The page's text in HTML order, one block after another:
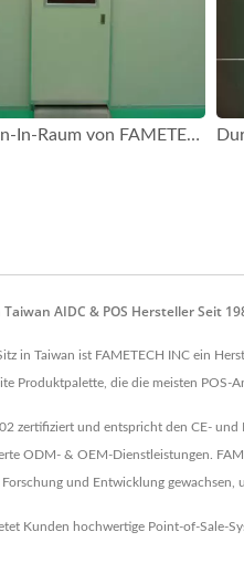
Der große Burn-In-Raum von FAMETECH (TYSSO)
AIDC & POS Hersteller Seit
in Taiwan ist FAMETECH INC ein
Produktpalette, die die meisten POS-
zertifiziert und entspricht den CE- und
ODM- & OEM-Dienstleistungen.
und Entwicklung gewachsen,
Kunden hochwertige Point-of-Sale-